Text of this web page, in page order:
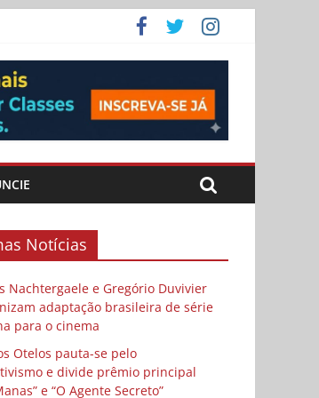
Notícias
Nachtergaele e Gregório Duvivier
adaptação brasileira de série
para o cinema
Otelos pauta-se pelo
e divide prêmio principal
e “O Agente Secreto”